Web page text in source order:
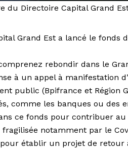
Directoire Capital Grand
Grand Est a lancé le fonds
rebondir dans le
à un appel à manifestation
public (Bpifrance et Région
comme les banques ou des
ce fonds pour contribuer
fragilisée notamment par le
établir un projet de retour